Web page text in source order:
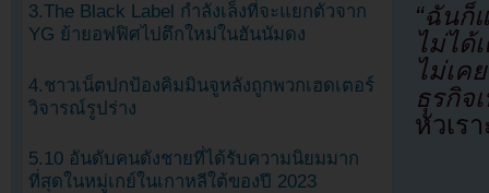
“ฉันก็
ไม่ได้
ไม่เค
ธุรกิจ
หัวเร
3.The Black Label กำลังเล็งที่จะแยกตัวจาก
YG ย้ายอฟฟิศไปตึกใหม่ในฮันนัมดง
4.ชาวเน็ตปกป้องคิมมินจูหลังถูกพวกเฮดเตอร์
วิจารณ์รูปร่าง
5.10 อันดับคนดังชายที่ได้รับความนิยมมาก
ที่สุดในหมู่เกย์ในเกาหลีใต้ของปี 2023